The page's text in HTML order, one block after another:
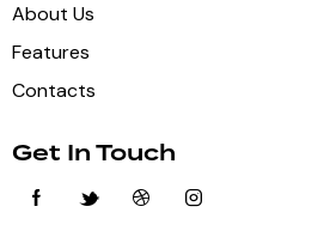
About Us
Features
Contacts
Get In Touch